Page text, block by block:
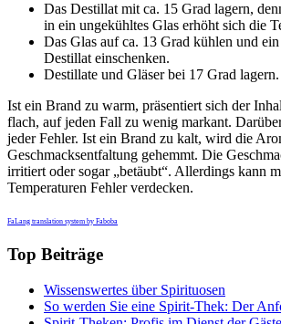
Das Destillat mit ca. 15 Grad lagern,
in ein ungekühltes Glas erhöht sich die
Das Glas auf ca. 13 Grad kühlen und
Destillat einschenken.
Destillate und Gläser bei 17 Grad lagern.
Ist ein Brand zu warm, präsentiert sich der
flach, auf jeden Fall zu wenig markant.
jeder Fehler. Ist ein Brand zu kalt, wird die
Geschmacksentfaltung gehemmt. Die
irritiert oder sogar „betäubt“. Allerdings kann
Temperaturen Fehler verdecken.
FaLang translation system by Faboba
Top Beiträge
Wissenswertes über Spirituosen
So werden Sie eine Spirit-Thek: Der